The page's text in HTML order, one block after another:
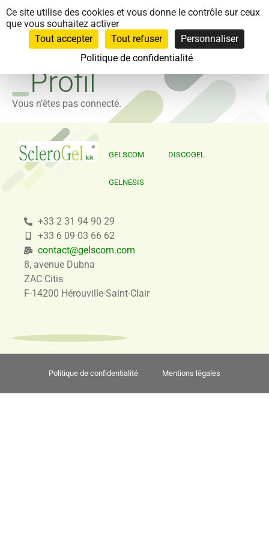
Profil
Vous n’êtes pas connecté.
GELSCOM DISCOGEL
GELNESIS
+33 2 31 94 90 29
+33 6 09 03 66 62
contact@gelscom.com
8, avenue Dubna
ZAC Citis
F-14200 Hérouville-Saint-Clair
Politique de confidentialité Mentions légales
Panneau de gestion des cookies
Ce site utilise des cookies et vous donne le contrôle sur ceux
que vous souhaitez activer
Tout accepter
Tout refuser
Personnaliser
Politique de confidentialité